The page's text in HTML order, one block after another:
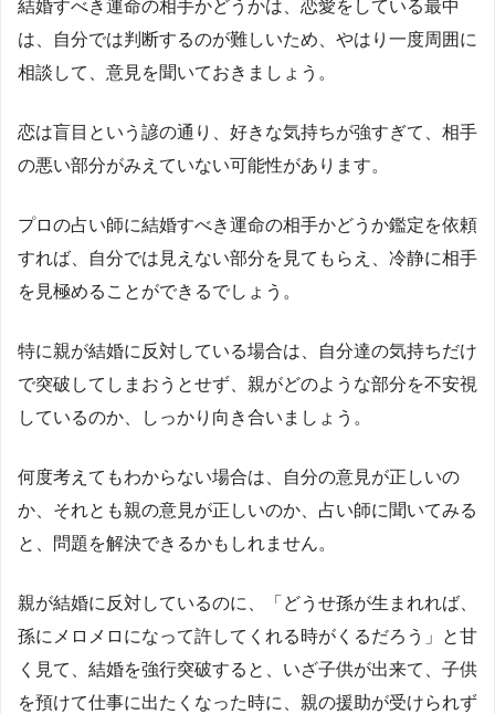
結婚すべき運命の相手かどうかは、恋愛をしている最中
は、自分では判断するのが難しいため、やはり一度周囲に
相談して、意見を聞いておきましょう。
恋は盲目という諺の通り、好きな気持ちが強すぎて、相手
の悪い部分がみえていない可能性があります。
プロの占い師に結婚すべき運命の相手かどうか鑑定を依頼
すれば、自分では見えない部分を見てもらえ、冷静に相手
を見極めることができるでしょう。
特に親が結婚に反対している場合は、自分達の気持ちだけ
で突破してしまおうとせず、親がどのような部分を不安視
しているのか、しっかり向き合いましょう。
何度考えてもわからない場合は、自分の意見が正しいの
か、それとも親の意見が正しいのか、占い師に聞いてみる
と、問題を解決できるかもしれません。
親が結婚に反対しているのに、「どうせ孫が生まれれば、
孫にメロメロになって許してくれる時がくるだろう」と甘
く見て、結婚を強行突破すると、いざ子供が出来て、子供
を預けて仕事に出たくなった時に、親の援助が受けられず